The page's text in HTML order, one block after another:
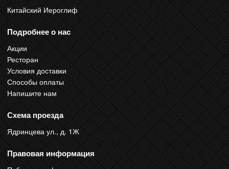
Китайский Иероглиф
Подробнее о нас
Акции
Ресторан
Условия доставки
Способы оплаты
Напишите нам
Схема проезда
Ядринцева ул., д. 1Ж
Правовая информация